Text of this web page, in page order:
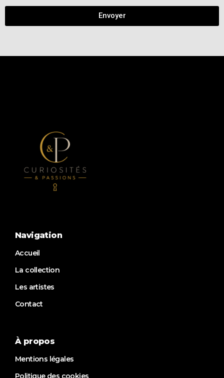
Envoyer
Navigation
Accueil
La collection
Les artistes
Contact
À propos
Mentions légales
Politique des cookies